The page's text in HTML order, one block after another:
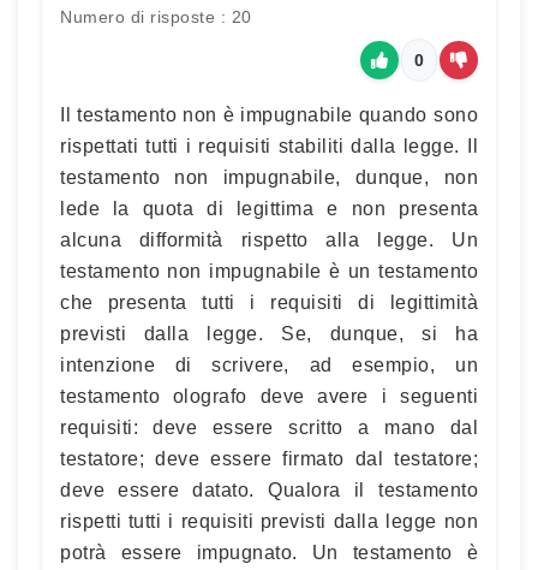
Numero di risposte : 20
0
Il testamento non è impugnabile quando sono
rispettati tutti i requisiti stabiliti dalla legge. Il
testamento non impugnabile, dunque, non
lede la quota di legittima e non presenta
alcuna difformità rispetto alla legge. Un
testamento non impugnabile è un testamento
che presenta tutti i requisiti di legittimità
previsti dalla legge. Se, dunque, si ha
intenzione di scrivere, ad esempio, un
testamento olografo deve avere i seguenti
requisiti: deve essere scritto a mano dal
testatore; deve essere firmato dal testatore;
deve essere datato. Qualora il testamento
rispetti tutti i requisiti previsti dalla legge non
potrà essere impugnato. Un testamento è